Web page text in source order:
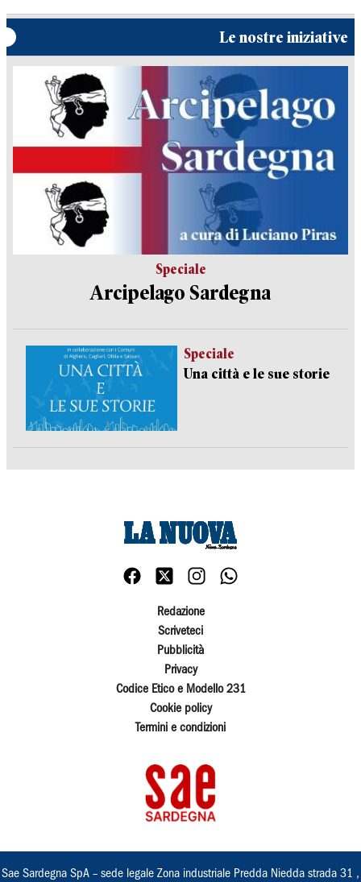
Le nostre iniziative
Speciale
Arcipelago Sardegna
Speciale
Una città e le sue storie
Redazione
Scriveteci
Pubblicità
Privacy
Codice Etico e Modello 231
Cookie policy
Termini e condizioni
Sae Sardegna SpA – sede legale Zona industriale Predda Niedda strada 31 ,